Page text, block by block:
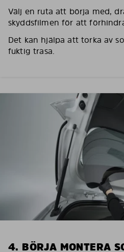
Välj en ruta att börja med,
skyddsfilmen för att
Det kan hjälpa att torka av
fuktig trasa.
4. BÖRJA MONTERA